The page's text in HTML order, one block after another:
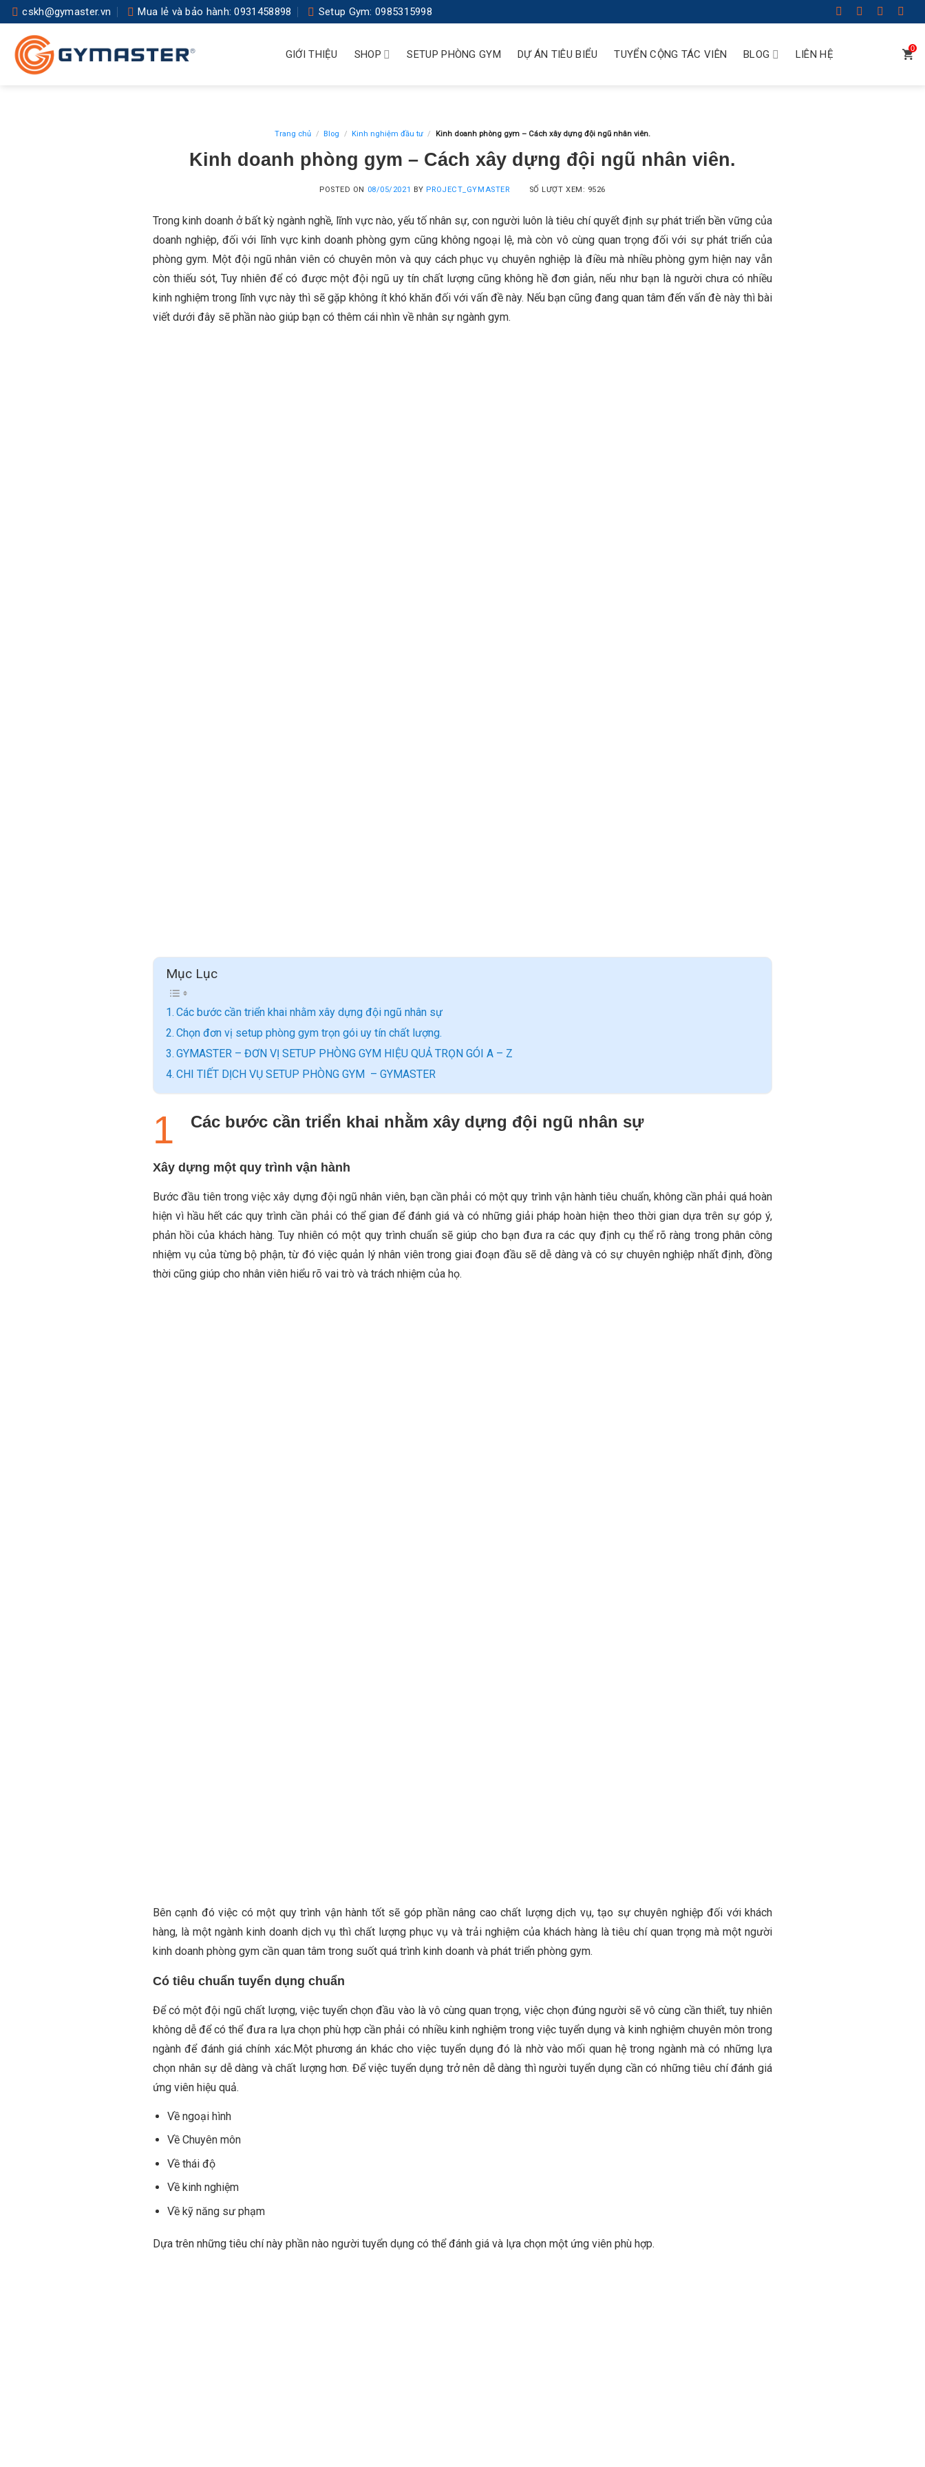
Skip
to
content
cskh@gymaster.vn Mua lẻ và bảo hành: 0931458898 Setup Gym: 0985315998
GIỚI THIỆU SHOP SETUP PHÒNG GYM DỰ ÁN TIÊU BIỂU TUYỂN CỘNG TÁC VIÊN BLOG LIÊN HỆ 0
Trang chủ / Blog / Kinh nghiệm đầu tư / Kinh doanh phòng gym – Cách xây dựng đội ngũ nhân viên.
Kinh doanh phòng gym – Cách xây dựng đội ngũ nhân viên.
POSTED ON 08/05/2021 BY PROJECT_GYMASTER SỐ LƯỢT XEM: 9526
Trong kinh doanh ở bất kỳ ngành nghề, lĩnh vực nào, yếu tố nhân sự, con người luôn là tiêu chí quyết định sự phát triển bền vững của
doanh nghiệp, đối với lĩnh vực kinh doanh phòng gym cũng không ngoại lệ, mà còn vô cùng quan trọng đối với sự phát triển của
phòng gym. Một đội ngũ nhân viên có chuyên môn và quy cách phục vụ chuyên nghiệp là điều mà nhiều phòng gym hiện nay vẫn
còn thiếu sót, Tuy nhiên để có được một đội ngũ uy tín chất lượng cũng không hề đơn giản, nếu như bạn là người chưa có nhiều
kinh nghiệm trong lĩnh vực này thì sẽ gặp không ít khó khăn đối với vấn đề này. Nếu bạn cũng đang quan tâm đến vấn đè này thì bài
viết dưới đây sẽ phần nào giúp bạn có thêm cái nhìn về nhân sự ngành gym.
Mục Lục
Các bước cần triển khai nhằm xây dựng đội ngũ nhân sự
Chọn đơn vị setup phòng gym trọn gói uy tín chất lượng.
GYMASTER – ĐƠN VỊ SETUP PHÒNG GYM HIỆU QUẢ TRỌN GÓI A – Z
CHI TIẾT DỊCH VỤ SETUP PHÒNG GYM – GYMASTER
Các bước cần triển khai nhằm xây dựng đội ngũ nhân sự
Xây dựng một quy trình vận hành
Bước đầu tiên trong việc xây dựng đội ngũ nhân viên, bạn cần phải có một quy trình vận hành tiêu chuẩn, không cần phải quá hoàn
hiện vì hầu hết các quy trình cần phải có thể gian để đánh giá và có những giải pháp hoàn hiện theo thời gian dựa trên sự góp ý,
phản hồi của khách hàng. Tuy nhiên có một quy trình chuẩn sẽ giúp cho bạn đưa ra các quy định cụ thể rõ ràng trong phân công
nhiệm vụ của từng bộ phận, từ đó việc quản lý nhân viên trong giai đoạn đầu sẽ dễ dàng và có sự chuyên nghiệp nhất định, đồng
thời cũng giúp cho nhân viên hiểu rõ vai trò và trách nhiệm của họ.
Bên cạnh đó việc có một quy trình vận hành tốt sẽ góp phần nâng cao chất lượng dịch vụ, tạo sự chuyên nghiệp đối với khách
hàng, là một ngành kinh doanh dịch vụ thì chất lượng phục vụ và trải nghiệm của khách hàng là tiêu chí quan trọng mà một người
kinh doanh phòng gym cần quan tâm trong suốt quá trình kinh doanh và phát triển phòng gym.
Có tiêu chuẩn tuyển dụng chuẩn
Để có một đội ngũ chất lượng, việc tuyển chọn đầu vào là vô cùng quan trọng, việc chọn đúng người sẽ vô cùng cần thiết, tuy nhiên
không dễ để có thể đưa ra lựa chọn phù hợp cần phải có nhiều kinh nghiệm trong việc tuyển dụng và kinh nghiệm chuyên môn trong
ngành để đánh giá chính xác.Một phương án khác cho việc tuyển dụng đó là nhờ vào mối quan hệ trong ngành mà có những lựa
chọn nhân sự dễ dàng và chất lượng hơn. Để việc tuyển dụng trở nên dễ dàng thì người tuyển dụng cần có những tiêu chí đánh giá
ứng viên hiệu quả.
Về ngoại hình
Về Chuyên môn
Về thái độ
Về kinh nghiệm
Về kỹ năng sư phạm
Dựa trên những tiêu chí này phần nào người tuyển dụng có thể đánh giá và lựa chọn một ứng viên phù hợp.